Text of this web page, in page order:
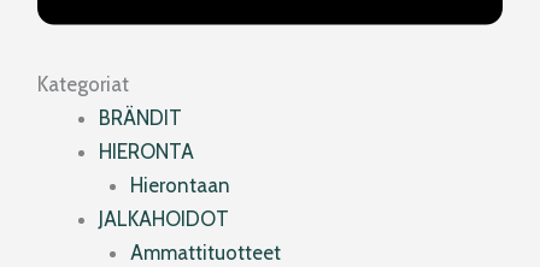
Kategoriat
BRÄNDIT
HIERONTA
Hierontaan
JALKAHOIDOT
Ammattituotteet